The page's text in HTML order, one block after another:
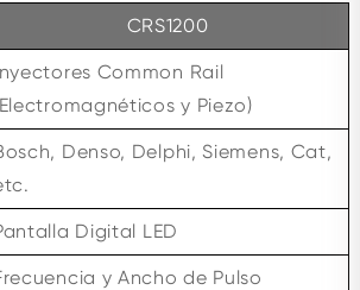
CRS1200
Common Rail
y Piezo)
Denso, Delphi, Siemens, Cat,
Digital LED
y Ancho de Pulso